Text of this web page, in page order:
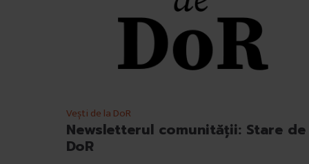
Vești de la DoR
Newsletterul comunității: Stare de
DoR